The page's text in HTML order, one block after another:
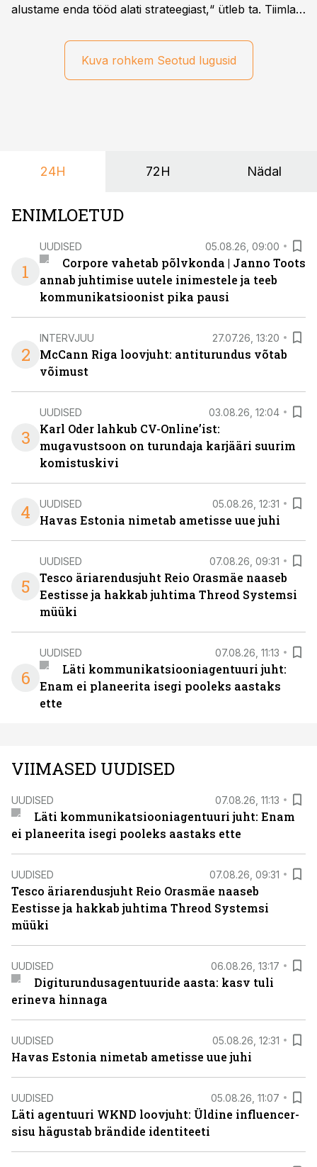
alustame enda tööd alati strateegiast,“ ütleb ta. Tiimla
hakkab alles esimeste visuaalide pealt mõtlema, mida
ta tegelikult tahab.Kuva rohkem Seotud lugusid
24H 72H Nädal
ENIMLOETUD
1
UUDISED 05.08.26, 09:00
Corpore vahetab põlvkonda | Janno Toots
annab juhtimise uutele inimestele ja teeb
kommunikatsioonist pika pausi
2
INTERVJUU 27.07.26, 13:20
McCann Riga loovjuht: antiturundus võtab
võimust
3
UUDISED 03.08.26, 12:04
Karl Oder lahkub CV-Online’ist:
mugavustsoon on turundaja karjääri suurim
komistuskivi
4 UUDISED 05.08.26, 12:31
Havas Estonia nimetab ametisse uue juhi
5
UUDISED 07.08.26, 09:31
Tesco äriarendusjuht Reio Orasmäe naaseb
Eestisse ja hakkab juhtima Threod Systemsi
müüki
6
UUDISED 07.08.26, 11:13
Läti kommunikatsiooniagentuuri juht:
Enam ei planeerita isegi pooleks aastaks
ette
VIIMASED UUDISED
UUDISED 07.08.26, 11:13
Läti kommunikatsiooniagentuuri juht: Enam
ei planeerita isegi pooleks aastaks ette
UUDISED 07.08.26, 09:31
Tesco äriarendusjuht Reio Orasmäe naaseb
Eestisse ja hakkab juhtima Threod Systemsi
müüki
UUDISED 06.08.26, 13:17
Digiturundusagentuuride aasta: kasv tuli
erineva hinnaga
UUDISED 05.08.26, 12:31
Havas Estonia nimetab ametisse uue juhi
UUDISED 05.08.26, 11:07
Läti agentuuri WKND loovjuht: Üldine influencer-
sisu hägustab brändide identiteeti